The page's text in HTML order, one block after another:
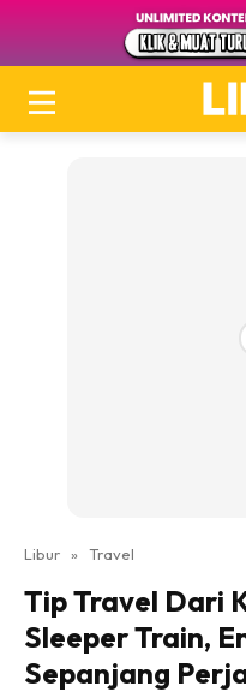
Libur » Travel
Tip Travel Dari
Sleeper Train,
Sepanjang